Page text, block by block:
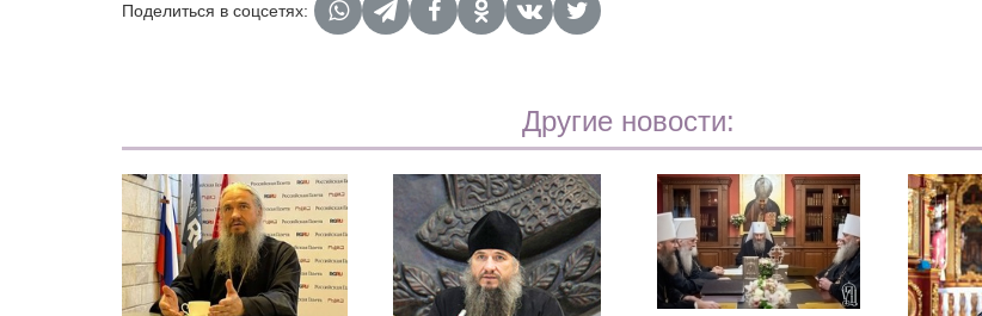
Поделиться в соцсетях:
Другие новости: